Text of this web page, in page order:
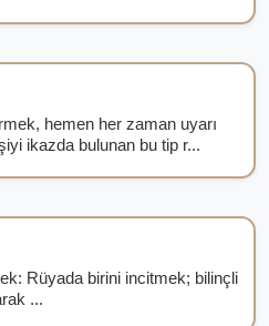
hemen her zaman uyarı
ikazda bulunan bu tip r...
Rüyada birini incitmek; bilinçli
...